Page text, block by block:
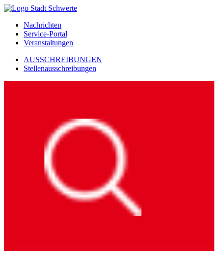
Nachrichten
Service-Portal
Veranstaltungen
AUSSCHREIBUNGEN
Stellenausschreibungen